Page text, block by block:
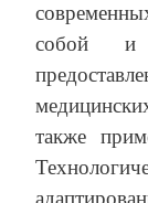
собой и
также